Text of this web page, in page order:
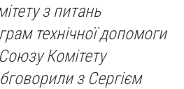
з питань
технічної допомоги
Комітету
з Сергієм